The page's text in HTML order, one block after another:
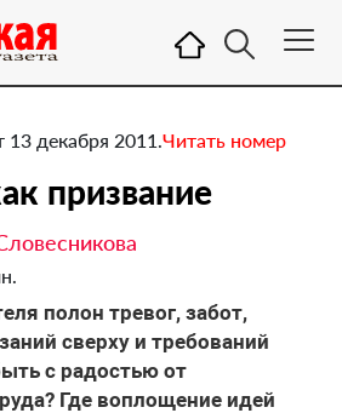
декабря 2011.Читать номер
призвание
полон тревог, забот,
сверху и требований
с радостью от
Где воплощение идей